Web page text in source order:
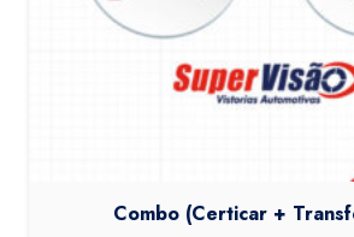
Combo (Certicar +